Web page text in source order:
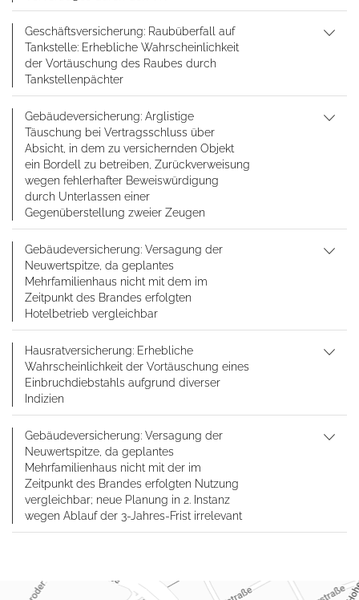
Geschäftsversicherung: Raubüberfall auf
Tankstelle: Erhebliche Wahrscheinlichkeit
der Vortäuschung des Raubes durch
Tankstellenpächter
Gebäudeversicherung: Arglistige
Täuschung bei Vertragsschluss über
Absicht, in dem zu versichernden Objekt
ein Bordell zu betreiben, Zurückverweisung
wegen fehlerhafter Beweiswürdigung
durch Unterlassen einer
Gegenüberstellung zweier Zeugen
Gebäudeversicherung: Versagung der
Neuwertspitze, da geplantes
Mehrfamilienhaus nicht mit dem im
Zeitpunkt des Brandes erfolgten
Hotelbetrieb vergleichbar
Hausratversicherung: Erhebliche
Wahrscheinlichkeit der Vortäuschung eines
Einbruchdiebstahls aufgrund diverser
Indizien
Gebäudeversicherung: Versagung der
Neuwertspitze, da geplantes
Mehrfamilienhaus nicht mit der im
Zeitpunkt des Brandes erfolgten Nutzung
vergleichbar; neue Planung in 2. Instanz
wegen Ablauf der 3-Jahres-Frist irrelevant